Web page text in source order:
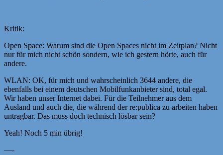
Kritik:
Open Space: Warum sind die Open Spaces nicht im Zeitplan? Nicht
nur für mich nicht schön sondern, wie ich gestern hörte, auch für
andere.
WLAN: OK, für mich und wahrscheinlich 3644 andere, die
ebenfalls bei einem deutschen Mobilfunkanbieter sind, total egal.
Wir haben unser Internet dabei. Für die Teilnehmer aus dem
Ausland und auch die, die während der re:publica zu arbeiten haben
untragbar. Das muss doch technisch lösbar sein?
Yeah! Noch 5 min übrig!
—-